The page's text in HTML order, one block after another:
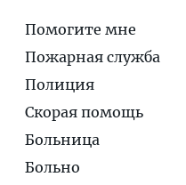
Помогите мне
Пожарная служба
Полиция
Скорая помощь
Больница
Больно